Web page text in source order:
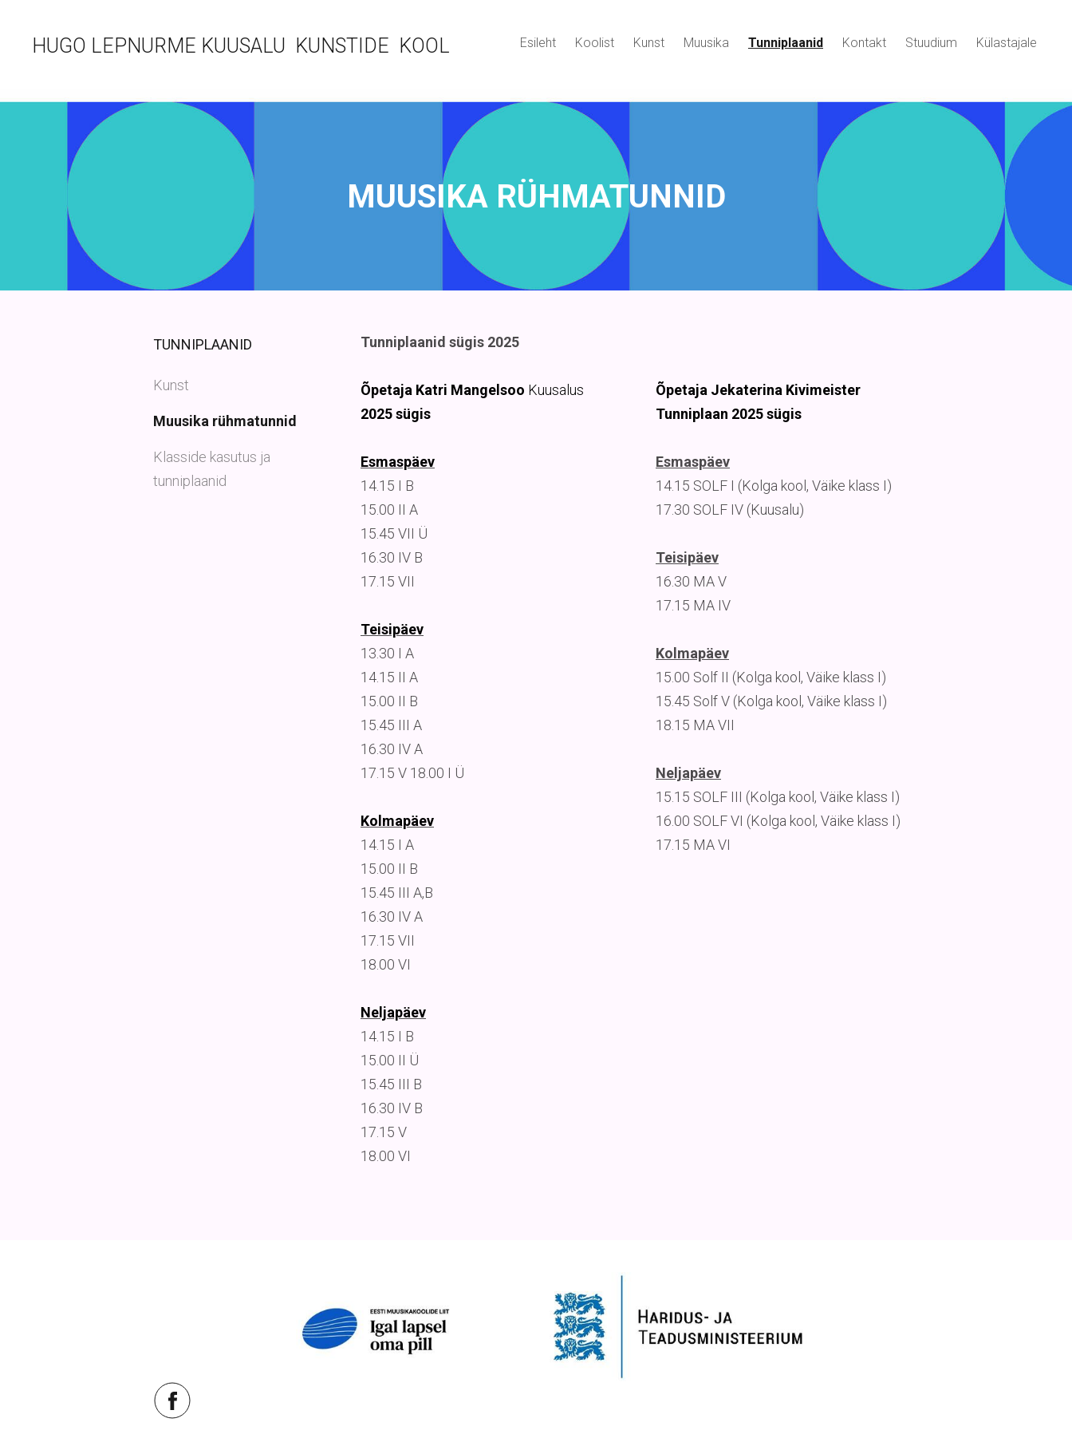
HUGO LEPNURME KUUSALU KUNSTIDE KOOL Esileht Koolist Kunst Muusika Tunniplaanid Kontakt Stuudium Külastajale
MUUSIKA RÜHMATUNNID
TUNNIPLAANID
Kunst
Muusika rühmatunnid
Klasside kasutus ja
tunniplaanid
Tunniplaanid sügis 2025
Õpetaja Katri Mangelsoo Kuusalus
2025 sügis
Esmaspäev
14.15 I B
15.00 II A
15.45 VII Ü
16.30 IV B
17.15 VII
Teisipäev
13.30 I A
14.15 II A
15.00 II B
15.45 III A
16.30 IV A
17.15 V 18.00 I Ü
Kolmapäev
14.15 I A
15.00 II B
15.45 III A,B
16.30 IV A
17.15 VII
18.00 VI
Neljapäev
14.15 I B
15.00 II Ü
15.45 III B
16.30 IV B
17.15 V
18.00 VI
Õpetaja Jekaterina Kivimeister
Tunniplaan 2025 sügis
Esmaspäev
14.15 SOLF I (Kolga kool, Väike klass I)
17.30 SOLF IV (Kuusalu)
Teisipäev
16.30 MA V
17.15 MA IV
Kolmapäev
15.00 Solf II (Kolga kool, Väike klass I)
15.45 Solf V (Kolga kool, Väike klass I)
18.15 MA VII
Neljapäev
15.15 SOLF III (Kolga kool, Väike klass I)
16.00 SOLF VI (Kolga kool, Väike klass I)
17.15 MA VI